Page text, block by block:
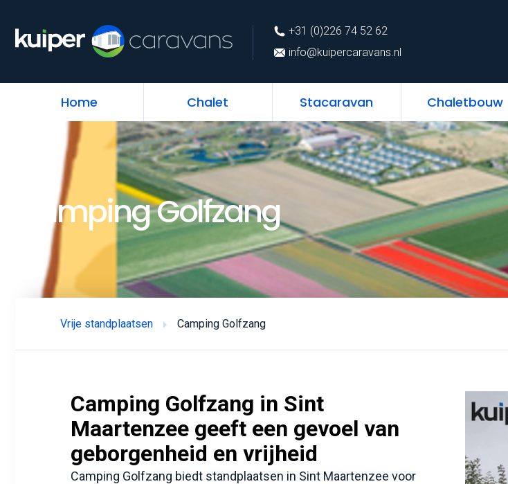
+31 (0)226 74 52 62
info@kuipercaravans.nl
Home Chalet Stacaravan Chaletbouw
info@kuipercaravans.nl
Home
Camping Golfzang
Vrije standplaatsen Camping Golfzang
Camping Golfzang in Sint
Maartenzee geeft een gevoel van
geborgenheid en vrijheid
Camping Golfzang biedt standplaatsen in Sint Maartenzee voor